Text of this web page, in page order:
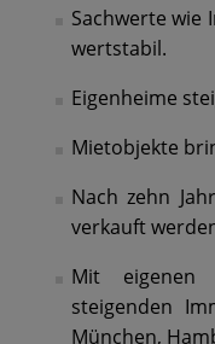
Sachwerte wie
wertstabil.
Eigenheime
Mietobjekte
Nach zehn
verkauft
Mit eigenen
steigenden
München,